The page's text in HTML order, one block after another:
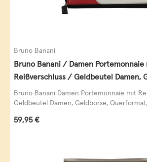
Bruno Banani
Bruno Banani / Damen Portemonnaie
Reißverschluss / Geldbeutel Damen,
Querformat, echt Leder, black/
Bruno Banani Damen Portemonnaie mit
Geldbeutel Damen, Geldbörse,
Regulärer Preis:
59,95 €